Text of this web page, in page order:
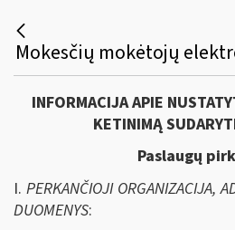
INFORMACIJA APIE
KETINIMĄ
Paslaugų
I. PERKANČIOJI ORGANIZACIJA,
DUOMENYS: